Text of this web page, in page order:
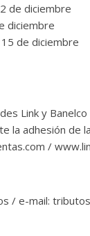
de diciembre
diciembre
de diciembre
Link y Banelco
la adhesión de
/
/ e-mail: